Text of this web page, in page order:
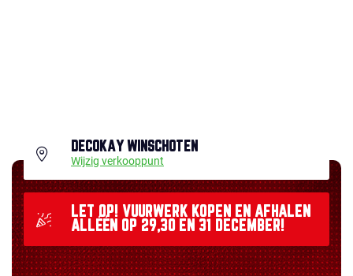
DECOKAY WINSCHOTEN
Wijzig verkooppunt
LET OP! VUURWERK KOPEN EN AFHALEN
ALLÉÉN OP 29,30 EN 31 DECEMBER!